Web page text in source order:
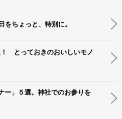
をちょっと、特別に。
とっておきのおいしいモノ
ー」５選。神社でのお参りを